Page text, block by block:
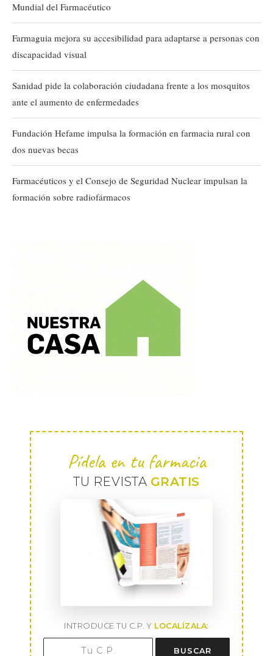
Mundial del Farmacéutico
Farmaguia mejora su accesibilidad para adaptarse a personas con
discapacidad visual
Sanidad pide la colaboración ciudadana frente a los mosquitos
ante el aumento de enfermedades
Fundación Hefame impulsa la formación en farmacia rural con
dos nuevas becas
Farmacéuticos y el Consejo de Seguridad Nuclear impulsan la
formación sobre radiofármacos
Pídela en tu farmacia
TU REVISTA GRATIS
INTRODUCE TU C.P. Y LOCALÍZALA:
BUSCAR